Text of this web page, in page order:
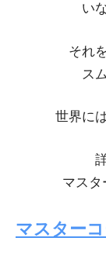
い
それ
ス
世界に
マスタ
マスター